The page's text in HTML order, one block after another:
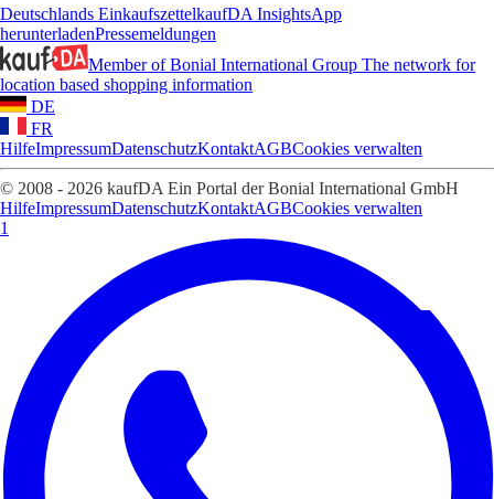
Deutschlands EinkaufszettelkaufDA InsightsApp
herunterladenPressemeldungen
Member of Bonial International Group The network for
location based shopping information
DE
FR
HilfeImpressumDatenschutzKontaktAGBCookies verwalten
© 2008 - 2026 kaufDA Ein Portal der Bonial International GmbH
HilfeImpressumDatenschutzKontaktAGBCookies verwalten
1